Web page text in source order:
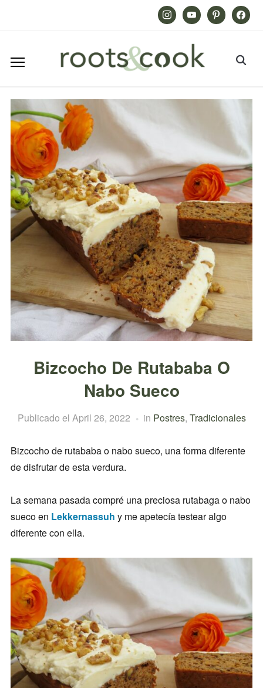
InstagramYoutube PinterestFacebook
Bizcocho De Rutababa O
Nabo Sueco
Publicado el April 26, 2022 in Postres, Tradicionales
Bizcocho de rutababa o nabo sueco, una forma diferente
de disfrutar de esta verdura.
La semana pasada compré una preciosa rutabaga o nabo
sueco en Lekkernassuh y me apetecía testear algo
diferente con ella.